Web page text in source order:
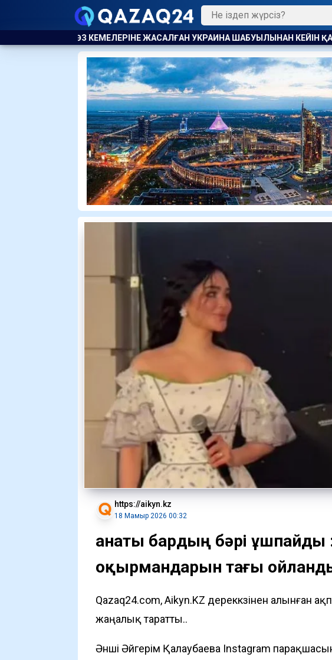
УКРАИНА ШАБУЫЛЫНАН КЕЙІН ҚАРА ТЕҢІЗДЕ КЕМЕ ҚАТЫНАСЫН
https://aikyn.kz
18 Мамыр 2026 00:32
Қанаты бардың бәрі ұшпайды
оқырмандарын тағы
Qazaq24.com, Aikyn.KZ дереккөзінен алынған
жаңалық таратты..
Әнші Әйгерім Қалаубаева Instagram